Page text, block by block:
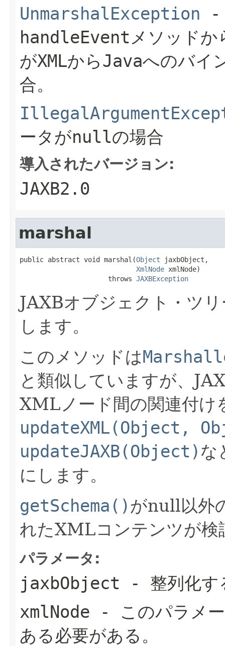
UnmarshalException
handleEvent メソッド
がXMLからJavaへのバイ
合。
ータがnullの場合
導入されたバージョン:
JAXB2.0
marshal
public abstract void marshal(Object jaxbObject,
XmlNode xmlNode)
                      throws
JAXBException
JAXBオブジェクト・ツ
します。
このメソッドは
と類似していますが、
XMLノード間の関連付け
updateXML(Object,
updateJAXB(Object) な
にします。
getSchema() がnull以外
れたXMLコンテンツが検
パラメータ:
jaxbObject - 整列化す
xmlNode - このパラメー
ある必要がある。